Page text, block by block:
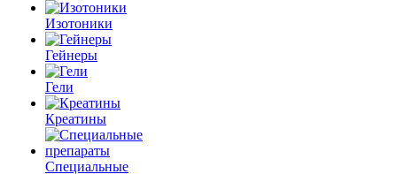
Изотоники
Гейнеры
Гели
Креатины
Специальные